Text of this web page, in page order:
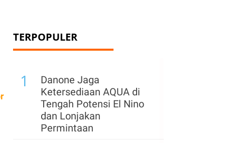
TERPOPULER
1
Danone Jaga
Ketersediaan AQUA di
Tengah Potensi El Nino
dan Lonjakan
Permintaan